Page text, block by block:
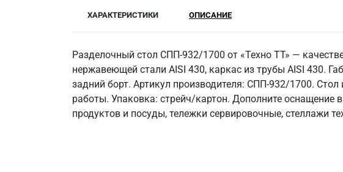
ХАРАКТЕРИСТИКИ ОПИСАНИЕ
Разделочный стол СПП-932/1700 от «Техно ТТ» —
нержавеющей стали AISI 430, каркас из трубы AISI 430.
задний борт. Артикул производителя: СПП-932/1700.
работы. Упаковка: стрейч/картон. Дополните
продуктов и посуды, тележки сервировочные, стеллажи